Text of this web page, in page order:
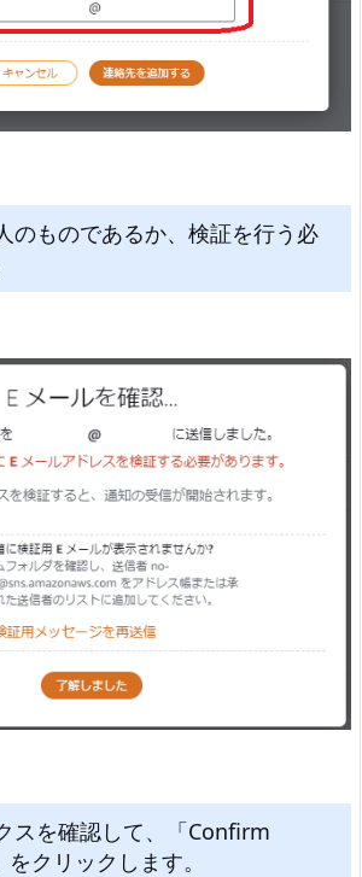
のものであるか、検証を行う必
スを確認して、「Confirm
クリックします。